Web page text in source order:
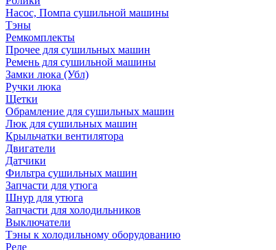
Насос, Помпа сушильной машины
Тэны
Ремкомплекты
Прочее для сушильных машин
Ремень для сушильной машины
Замки люка (Убл)
Ручки люка
Щетки
Обрамление для сушильных машин
Люк для сушильных машин
Крыльчатки вентилятора
Двигатели
Датчики
Фильтра сушильных машин
Запчасти для утюга
Шнур для утюга
Запчасти для холодильников
Выключатели
Тэны к холодильному оборудованию
Реле